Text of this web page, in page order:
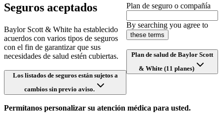
Seguros aceptados
Baylor Scott & White ha establecido
acuerdos con varios tipos de seguros
con el fin de garantizar que sus
necesidades de salud estén cubiertas.
Los listados de seguros están sujetos a
cambios sin previo aviso.
Plan de seguro o compañía
By searching you agree to
these terms
Plan de salud de Baylor Scott
& White (11 planes)
Permítanos personalizar su atención médica para usted.